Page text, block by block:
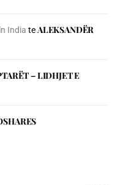
India teALEKSANDËR
– LIDHJET E